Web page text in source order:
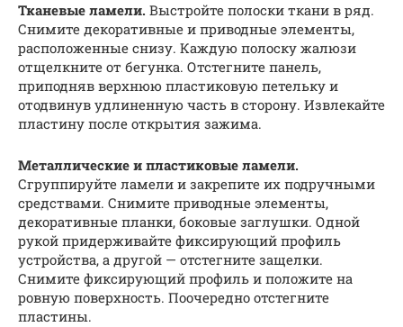
Тканевые ламели. Выстройте полоски ткани в ряд.
Снимите декоративные и приводные элементы,
расположенные снизу. Каждую полоску жалюзи
отщелкните от бегунка. Отстегните панель,
приподняв верхнюю пластиковую петельку и
отодвинув удлиненную часть в сторону. Извлекайте
пластину после открытия зажима.
Металлические и пластиковые ламели.
Сгруппируйте ламели и закрепите их подручными
средствами. Снимите приводные элементы,
декоративные планки, боковые заглушки. Одной
рукой придерживайте фиксирующий профиль
устройства, а другой — отстегните защелки.
Снимите фиксирующий профиль и положите на
ровную поверхность. Поочередно отстегните
пластины.